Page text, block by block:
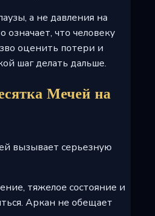
а не давления на
что человеку
оценить потери и
шаг делать дальше.
Мечей на
вызывает серьезную
тяжелое состояние и
Аркан не обещает